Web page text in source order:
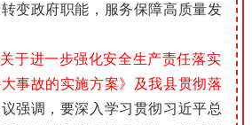
变政府职能，服务保障高质量发
于进一步强化安全生产责任落实
事故的实施方案》及我县贯彻落
强调，要深入学习贯彻习近平总